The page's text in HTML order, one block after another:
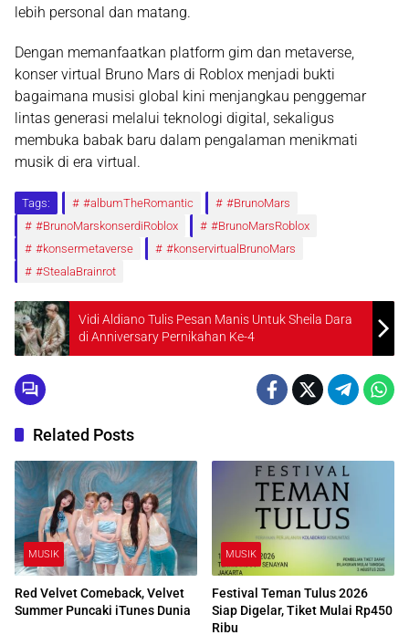
lebih personal dan matang.
Dengan memanfaatkan platform gim dan metaverse,
konser virtual Bruno Mars di Roblox menjadi bukti
bagaimana musisi global kini menjangkau penggemar
lintas generasi melalui teknologi digital, sekaligus
membuka babak baru dalam pengalaman menikmati
musik di era virtual.
Tags: #albumTheRomantic
#BrunoMars
#BrunoMarskonserdiRoblox
#BrunoMarsRoblox
#konsermetaverse
#konservirtualBrunoMars
#StealaBrainrot
Vidi Aldiano Tulis Pesan Manis Untuk Sheila Dara
di Anniversary Pernikahan Ke-4
Related Posts
MUSIK
Red Velvet Comeback, Velvet
Summer Puncaki iTunes Dunia
MUSIK
Festival Teman Tulus 2026
Siap Digelar, Tiket Mulai Rp450
Ribu